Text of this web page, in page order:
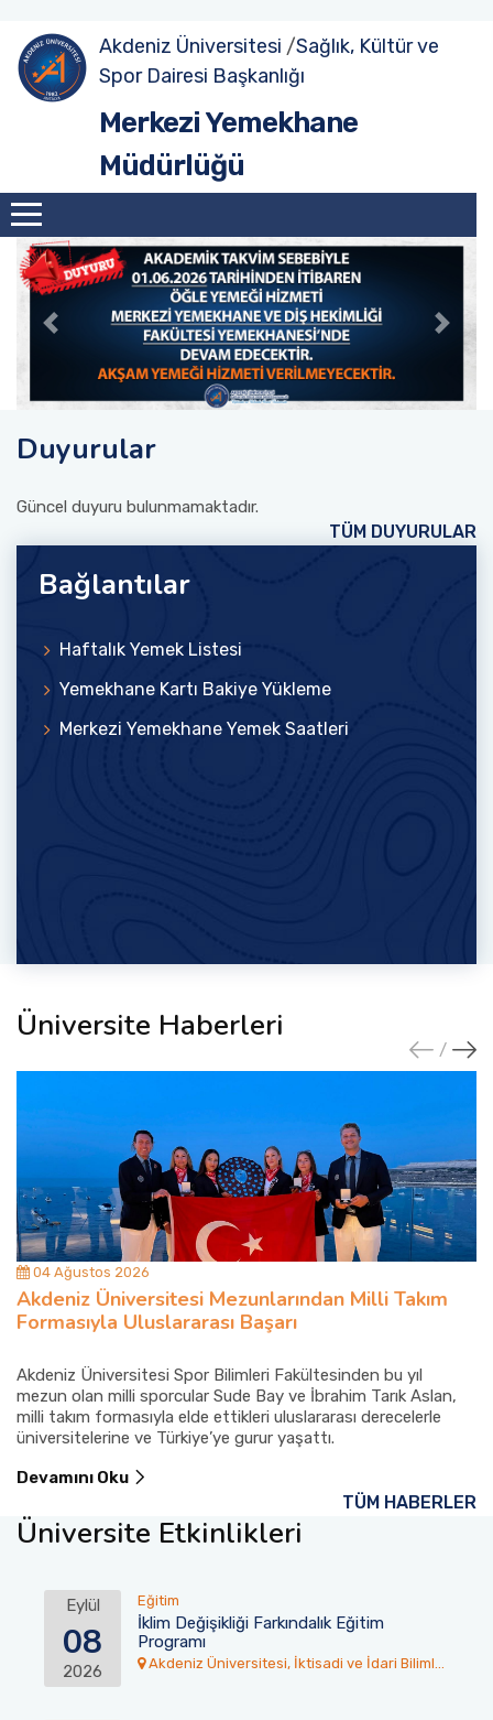
Akdeniz Üniversitesi /Sağlık, Kültür ve
Spor Dairesi Başkanlığı
Merkezi Yemekhane
Müdürlüğü
Kart Bakiye Yükleme Sistemi İçin
Tıklayınız
Duyurular
Güncel duyuru bulunmamaktadır.
TÜM DUYURULAR
Bağlantılar
Haftalık Yemek Listesi
Yemekhane Kartı Bakiye Yükleme
Merkezi Yemekhane Yemek Saatleri
Üniversite Haberleri
04 Ağustos 2026
Akdeniz Üniversitesi Mezunlarından Milli Takım
Formasıyla Uluslararası Başarı
Akdeniz Üniversitesi Spor Bilimleri Fakültesinden bu yıl
mezun olan milli sporcular Sude Bay ve İbrahim Tarık Aslan,
milli takım formasıyla elde ettikleri uluslararası derecelerle
üniversitelerine ve Türkiye’ye gurur yaşattı.
Devamını Oku
TÜM HABERLER
Üniversite Etkinlikleri
Eylül
08
2026
Eğitim
İklim Değişikliği Farkındalık Eğitim
Programı
Akdeniz Üniversitesi, İktisadi ve İdari Bilimler